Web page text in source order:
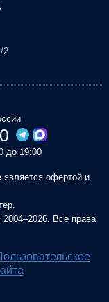
2
до 19:00
является офертой и
Все права